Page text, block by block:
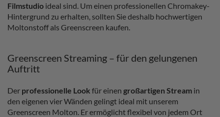
Filmstudio ideal sind. Um einen professionellen Chromakey-
Hintergrund zu erhalten, sollten Sie deshalb hochwertigen
Moltonstoff als Greenscreen kaufen.
Greenscreen Streaming – für den gelungenen
Auftritt
Der professionelle Look für einen großartigen Stream in
den eigenen vier Wänden gelingt ideal mit unserem
Greenscreen Molton. Er ermöglicht flexibel von jedem Ort